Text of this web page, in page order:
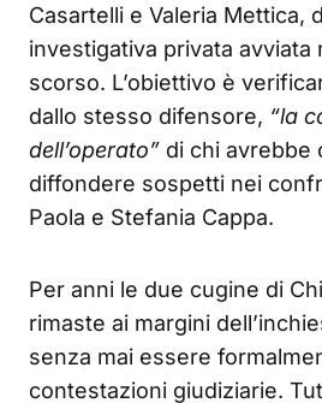
Casartelli e Valeria Mettica,
investigativa privata avviata
scorso. L’obiettivo è
dallo stesso difensore, “la
dell’operato” di chi avrebbe
diffondere sospetti nei
Paola e Stefania Cappa.
Per anni le due cugine di
rimaste ai margini
senza mai essere
contestazioni giudiziarie.